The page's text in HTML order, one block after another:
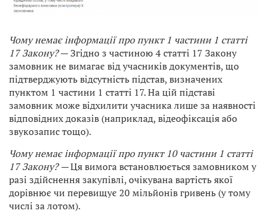
Чому немає інформації про пункт 1 частини 1 статті
17 Закону?— Згідно з частиною 4 статті 17 Закону
замовник не вимагає від учасників документів, що
підтверджують відсутність підстав, визначених
пунктом 1 частини 1 статті 17. На цій підставі
замовник може відхилити учасника лише за наявності
відповідних доказів (наприклад, відеофіксація або
звукозапис тощо).
Чому немає інформації про пункт 10 частини 1 статті
17 Закону? —Ця вимога встановлюється замовником у
разі здійснення закупівлі, очікувана вартість якої
дорівнює чи перевищує 20 мільйонів гривень (у тому
числі за лотом).